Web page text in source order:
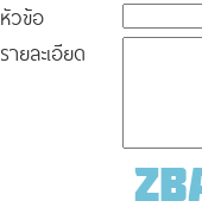
หัวข้อ
รายละเอียด